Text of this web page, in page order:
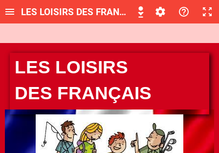
LES LOISIRS DES FRANÇAIS_
LES LOISIRS
DES FRANÇAIS